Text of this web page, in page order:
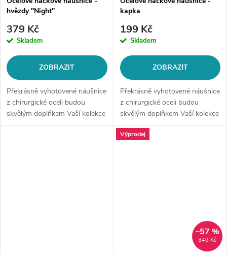
hvězdy "Night"
379 Kč
Skladem
ZOBRAZIT
Překrásně vyhotovené náušnice
z chirurgické oceli budou
skvělým doplňkem Vaší kolekce
šperků. Materiál: chirurgická
kapka
199 Kč
Skladem
ZOBRAZIT
Překrásně vyhotovené náušnice
z chirurgické oceli budou
skvělým doplňkem Vaší kolekce
šperků. Materiál: chirurgická
ocel 316LTyp náušnice: na
Výprodej
349 Kč
–57 %